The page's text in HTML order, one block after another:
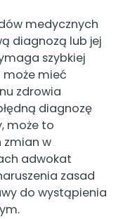
medycznych
diagnozą lub jej
szybkiej
może mieć
zdrowia
diagnozę
może to
w
adwokat
zasad
do wystąpienia